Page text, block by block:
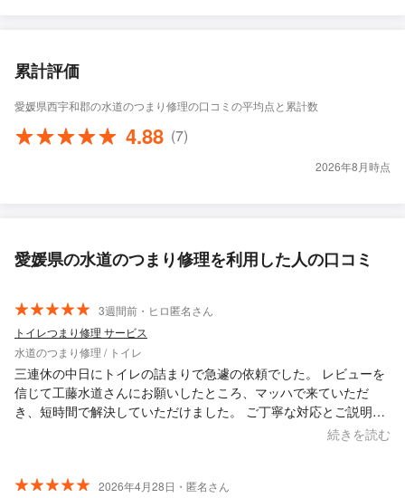
累計評価
愛媛県西宇和郡の水道のつまり修理の口コミの平均点と累計数
4.88 (7)
2026年8月時点
愛媛県の水道のつまり修理を利用した人の口コミ
3週間前・ヒロ匿名さん
トイレつまり修理 サービス
水道のつまり修理 / トイレ
三連休の中日にトイレの詰まりで急遽の依頼でした。 レビューを
信じて工藤水道さんにお願いしたところ、マッハで来ていただ
き、短時間で解決していただけました。 ご丁寧な対応とご説明と
アドバイス、たいへん助かりました。 また何か機会があったらお
続きを読む
2026年4月28日・匿名さん